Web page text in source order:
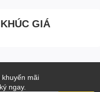
GIÁ
khuyến mãi
ngay.